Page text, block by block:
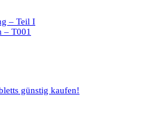
– Teil I
– T001
günstig kaufen!